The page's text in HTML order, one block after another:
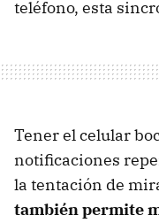
teléfono, esta
Tener el celular
notificaciones
la tentación de
también permite